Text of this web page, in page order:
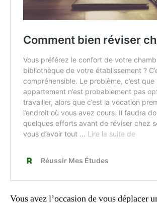
Vous avez l’occasion de vous déplacer